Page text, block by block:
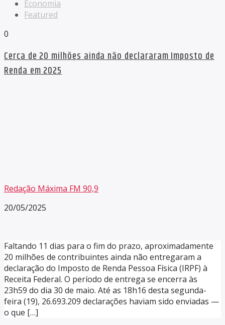
Economia
Featured
0
Cerca de 20 milhões ainda não declararam Imposto de
Renda em 2025
Redação Máxima FM 90,9
20/05/2025
Faltando 11 dias para o fim do prazo, aproximadamente
20 milhões de contribuintes ainda não entregaram a
declaração do Imposto de Renda Pessoa Física (IRPF) à
Receita Federal. O período de entrega se encerra às
23h59 do dia 30 de maio. Até as 18h16 desta segunda-
feira (19), 26.693.209 declarações haviam sido enviadas —
o que […]